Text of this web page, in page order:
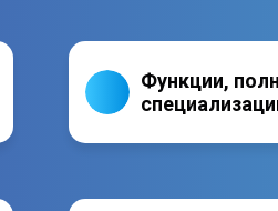
Функции,